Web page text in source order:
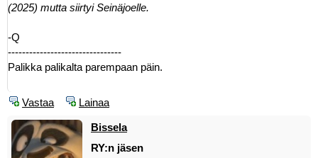
(2025) mutta siirtyi Seinäjoelle.
-Q
--------------------------------
Palikka palikalta parempaan päin.
Vastaa Lainaa
Bissela
RY:n jäsen